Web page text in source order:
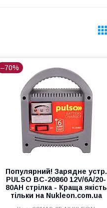
–70%
Популярний! Зарядне устр.
PULSO BC-20860 12V/6A/20-
80AH стрілка - Краща якість
тільки на Nukleon.com.ua